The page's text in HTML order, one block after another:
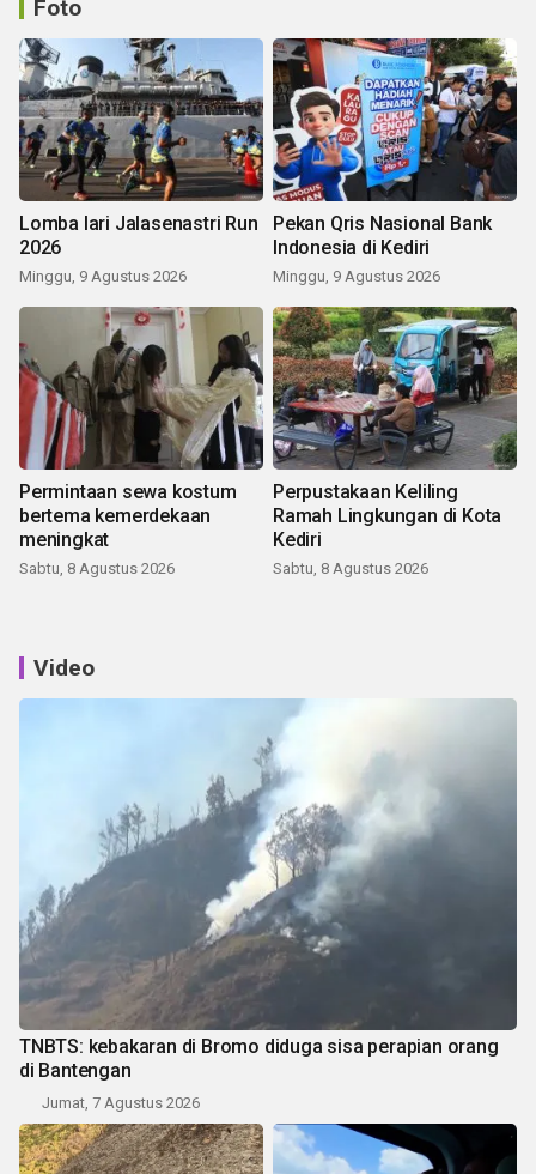
Foto
Lomba lari Jalasenastri Run
2026
Minggu, 9 Agustus 2026
Pekan Qris Nasional Bank
Indonesia di Kediri
Minggu, 9 Agustus 2026
Permintaan sewa kostum
bertema kemerdekaan
meningkat
Sabtu, 8 Agustus 2026
Perpustakaan Keliling
Ramah Lingkungan di Kota
Kediri
Sabtu, 8 Agustus 2026
Video
TNBTS: kebakaran di Bromo diduga sisa perapian orang
di Bantengan
Jumat, 7 Agustus 2026